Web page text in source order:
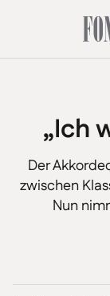
„Ich
Der
zwischen
Nun